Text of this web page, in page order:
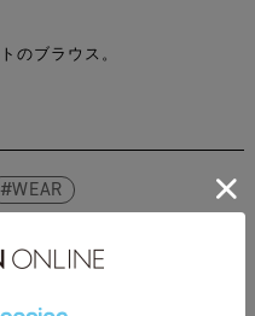
のブラウス。
WEAR